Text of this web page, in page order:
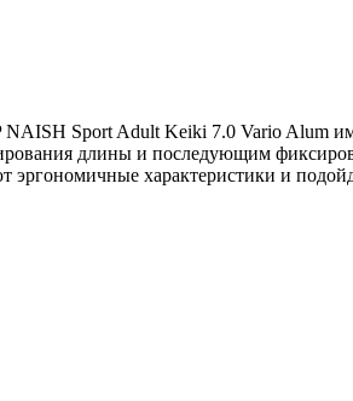
Sport Adult Keiki 7.0 Vario Alum
длины и последующим
характеристики и